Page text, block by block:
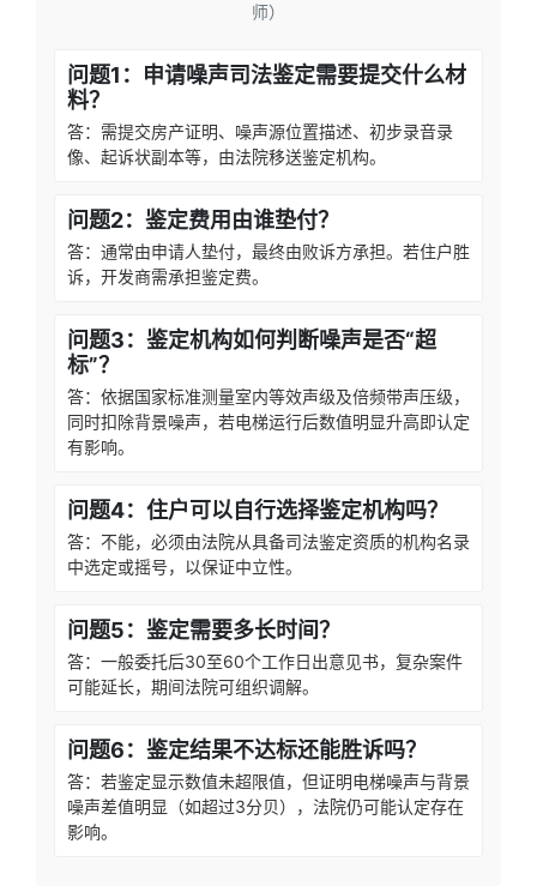
师）
问题1：申请噪声司法鉴定需要提交什么材
料？
答：需提交房产证明、噪声源位置描述、初步录音录
像、起诉状副本等，由法院移送鉴定机构。
问题2：鉴定费用由谁垫付？
答：通常由申请人垫付，最终由败诉方承担。若住户胜
诉，开发商需承担鉴定费。
问题3：鉴定机构如何判断噪声是否“超
标”？
答：依据国家标准测量室内等效声级及倍频带声压级，
同时扣除背景噪声，若电梯运行后数值明显升高即认定
有影响。
问题4：住户可以自行选择鉴定机构吗？
答：不能，必须由法院从具备司法鉴定资质的机构名录
中选定或摇号，以保证中立性。
问题5：鉴定需要多长时间？
答：一般委托后30至60个工作日出意见书，复杂案件
可能延长，期间法院可组织调解。
问题6：鉴定结果不达标还能胜诉吗？
答：若鉴定显示数值未超限值，但证明电梯噪声与背景
噪声差值明显（如超过3分贝），法院仍可能认定存在
影响。